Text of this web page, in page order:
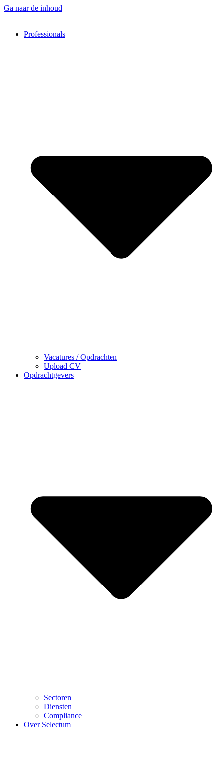
Ga naar de inhoud
Professionals
Vacatures / Opdrachten
Upload CV
Opdrachtgevers
Sectoren
Diensten
Compliance
Over Selectum